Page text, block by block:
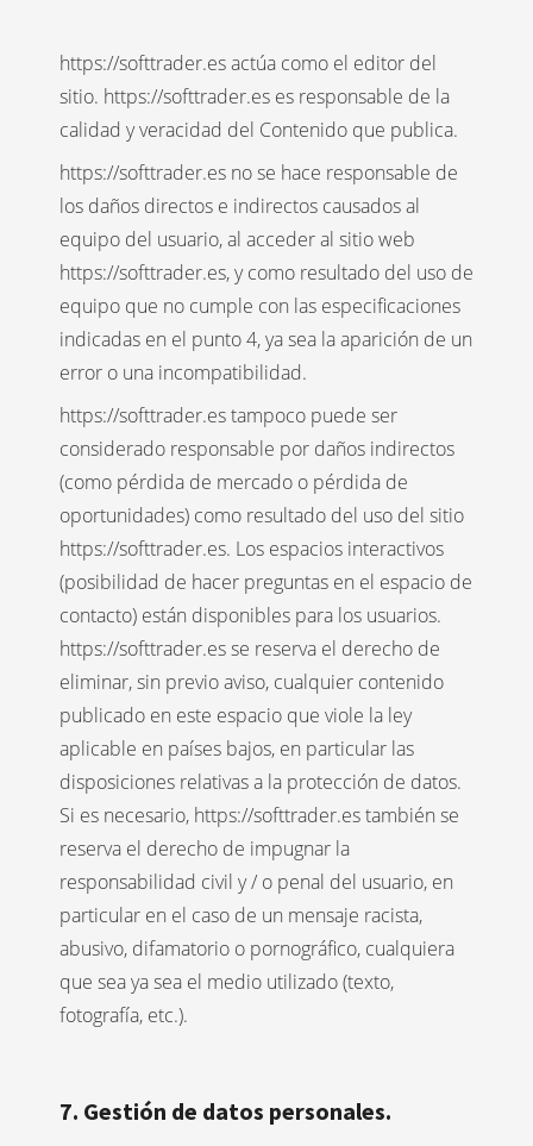
https://softtrader.es actúa como el editor del
sitio. https://softtrader.es es responsable de la
calidad y veracidad del Contenido que publica.
https://softtrader.es no se hace responsable de
los daños directos e indirectos causados al
equipo del usuario, al acceder al sitio web
https://softtrader.es, y como resultado del uso de
equipo que no cumple con las especificaciones
indicadas en el punto 4, ya sea la aparición de un
error o una incompatibilidad.
https://softtrader.es tampoco puede ser
considerado responsable por daños indirectos
(como pérdida de mercado o pérdida de
oportunidades) como resultado del uso del sitio
https://softtrader.es. Los espacios interactivos
(posibilidad de hacer preguntas en el espacio de
contacto) están disponibles para los usuarios.
https://softtrader.es se reserva el derecho de
eliminar, sin previo aviso, cualquier contenido
publicado en este espacio que viole la ley
aplicable en países bajos, en particular las
disposiciones relativas a la protección de datos.
Si es necesario, https://softtrader.es también se
reserva el derecho de impugnar la
responsabilidad civil y / o penal del usuario, en
particular en el caso de un mensaje racista,
abusivo, difamatorio o pornográfico, cualquiera
que sea ya sea el medio utilizado (texto,
fotografía, etc.).
7. Gestión de datos personales.